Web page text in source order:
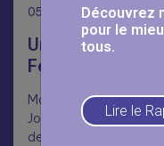
05
Une journée
Fermettes 🥳
Malgré la chaleur,
Journée Portes
des Mois du…
Découvrez
pour le
tous.
Lire le